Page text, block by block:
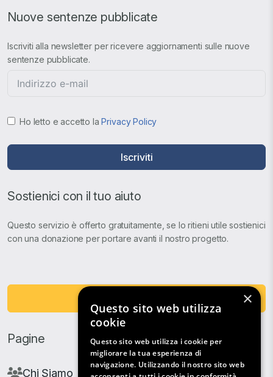
Nuove sentenze pubblicate
Iscriviti alla newsletter per ricevere aggiornamenti sulle nuove
sentenze pubblicate.
Ho letto e accetto laPrivacy Policy
Iscriviti
Sostienici con il tuo aiuto
Questo servizio è offerto gratuitamente, se lo ritieni utile sostienici
con una donazione per portare avanti il nostro progetto.
Pagine
Chi Siamo
×
Questo sito web utilizza
cookie
Questo sito web utilizza i cookie per
migliorare la tua esperienza di
navigazione. Utilizzando il nostro sito web